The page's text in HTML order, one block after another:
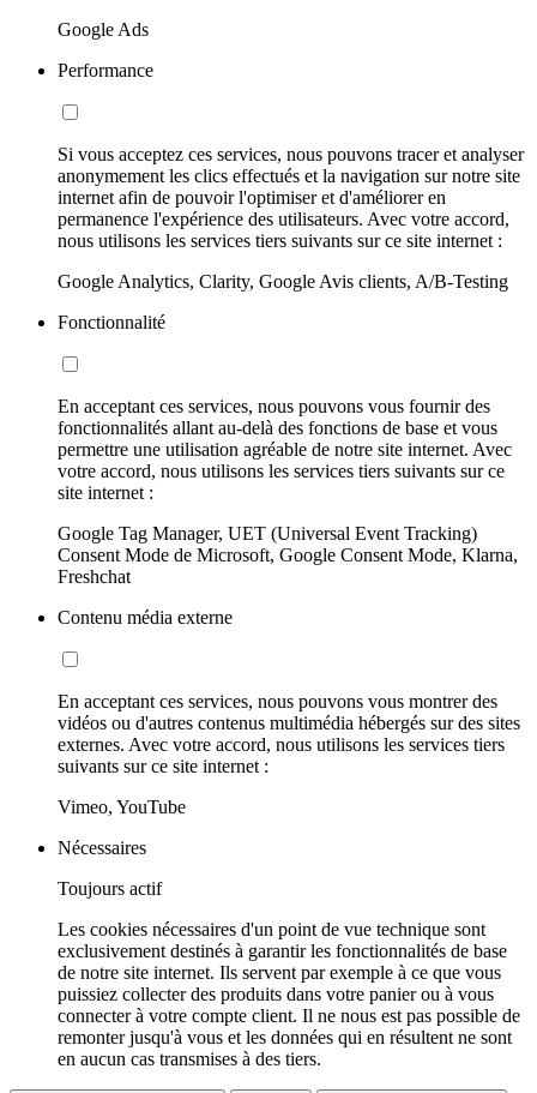
Google Ads
Performance
Si vous acceptez ces services, nous pouvons tracer et analyser
anonymement les clics effectués et la navigation sur notre site
internet afin de pouvoir l'optimiser et d'améliorer en
permanence l'expérience des utilisateurs. Avec votre accord,
nous utilisons les services tiers suivants sur ce site internet :
Google Analytics, Clarity, Google Avis clients, A/B-Testing
Fonctionnalité
En acceptant ces services, nous pouvons vous fournir des
fonctionnalités allant au-delà des fonctions de base et vous
permettre une utilisation agréable de notre site internet. Avec
votre accord, nous utilisons les services tiers suivants sur ce
site internet :
Google Tag Manager, UET (Universal Event Tracking)
Consent Mode de Microsoft, Google Consent Mode, Klarna,
Freshchat
Contenu média externe
En acceptant ces services, nous pouvons vous montrer des
vidéos ou d'autres contenus multimédia hébergés sur des sites
externes. Avec votre accord, nous utilisons les services tiers
suivants sur ce site internet :
Vimeo, YouTube
Nécessaires
Toujours actif
Les cookies nécessaires d'un point de vue technique sont
exclusivement destinés à garantir les fonctionnalités de base
de notre site internet. Ils servent par exemple à ce que vous
puissiez collecter des produits dans votre panier ou à vous
connecter à votre compte client. Il ne nous est pas possible de
remonter jusqu'à vous et les données qui en résultent ne sont
en aucun cas transmises à des tiers.